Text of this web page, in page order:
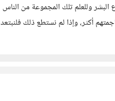
البشر وللعلم تلك المجموعة من الناس
أكثر، وإذا لم نستطع ذلك فلنبتعد